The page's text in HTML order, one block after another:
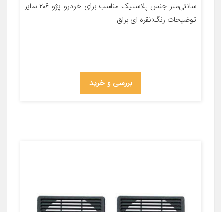
سانتی‌متر جنس پلاستیک مناسب برای خودرو پژو ۲۰۶ سایر
توضیحات رنگ:نقره ای براق
بررسی و خرید